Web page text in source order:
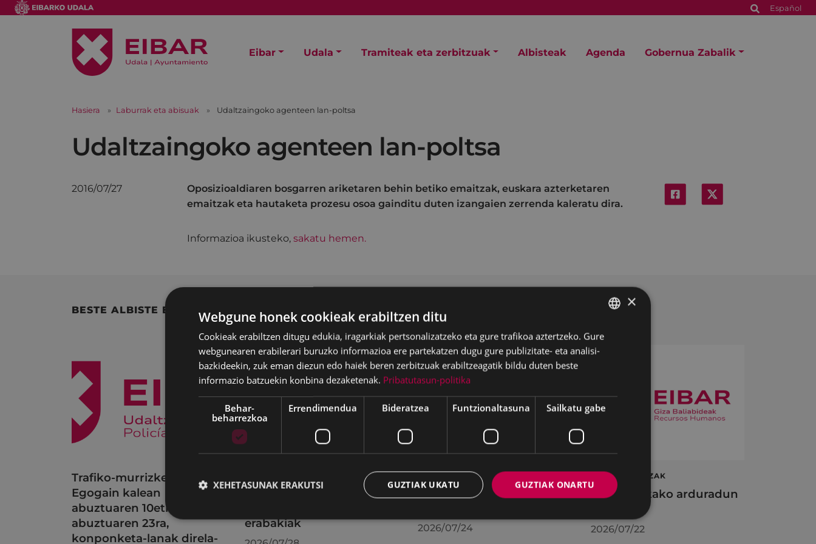
Español
Eibar Udala Tramiteak eta zerbitzuak Albisteak Agenda Gobernua Zabalik
Hasiera Laburrak eta abisuak Udaltzaingoko agenteen lan-poltsa
Udaltzaingoko agenteen lan-poltsa
2016/07/27
Oposizioaldiaren bosgarren ariketaren behin betiko emaitzak, euskara azterketaren
emaitzak eta hautaketa prozesu osoa gainditu duten izangaien zerrenda kaleratu dira.
Informazioa ikusteko, sakatu hemen.
BESTE ALBISTE BATZUK
Trafiko-murrizketak
Egogain kalean
abuztuaren 10etik
abuztuaren 23ra,
konponketa-lanak direla-
uztailaren 27an egindako
erabakiak
KIUBeko bulegoa itxita
egongo da abuztuaren
2026/07/24
LAN ESKAINTZAK
Informatikako arduradun
2026/07/22
BASQUE
SPANISH
×
Webgune honek cookieak erabiltzen ditu
Cookieak erabiltzen ditugu edukia, iragarkiak pertsonalizatzeko eta gure trafikoa aztertzeko. Gure
webgunearen erabilerari buruzko informazioa ere partekatzen dugu gure publizitate- eta analisi-
bazkideekin, zuk eman diezun edo haiek beren zerbitzuak erabiltzeagatik bildu duten beste
informazio batzuekin konbina dezaketenak. Pribatutasun-politika
Behar-
beharrezkoa
Errendimendua Bideratzea Funtzionaltasuna Sailkatu gabe
GUZTIAK ONARTU
GUZTIAK UKATU
XEHETASUNAK ERAKUTSI